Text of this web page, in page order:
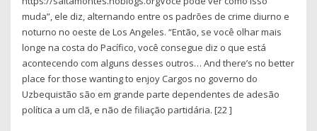
muda”, ele diz, alternando entre os padrões de crime diurno e
noturno no oeste de Los Angeles. “Então, se você olhar mais
longe na costa do Pacífico, você consegue diz o que está
acontecendo com alguns desses outros… And there’s no better
place for those wanting to enjoy Cargos no governo do
Uzbequistão são em grande parte dependentes de adesão
política a um clã, e não de filiação partidária. [22 ]